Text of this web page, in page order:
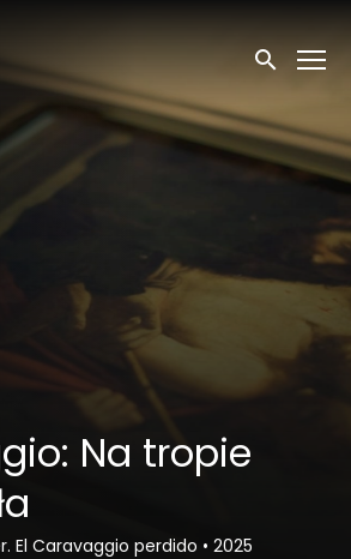
dostępu
Wyszukaj
Na tropie
El Caravaggio perdido • 2025